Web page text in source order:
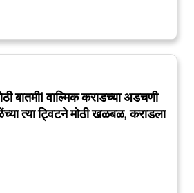
बातमी! वाल्मिक कराडच्या अडचणी
त्या ट्विटने मोठी खळबळ, कराडला